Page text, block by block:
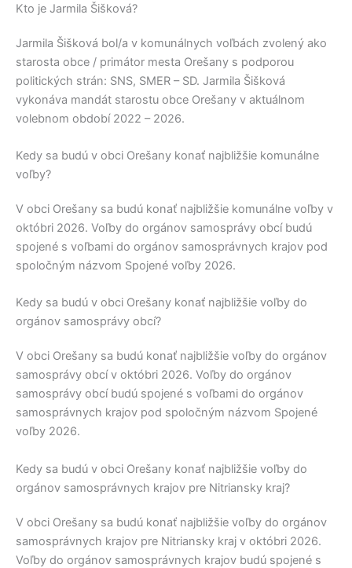
Kto je Jarmila Šišková?
Jarmila Šišková bol/a v komunálnych voľbách zvolený ako
starosta obce / primátor mesta Orešany s podporou
politických strán: SNS, SMER – SD. Jarmila Šišková
vykonáva mandát starostu obce Orešany v aktuálnom
volebnom období 2022 – 2026.
Kedy sa budú v obci Orešany konať najbližšie komunálne
voľby?
V obci Orešany sa budú konať najbližšie komunálne voľby v
októbri 2026. Voľby do orgánov samosprávy obcí budú
spojené s voľbami do orgánov samosprávnych krajov pod
spoločným názvom Spojené voľby 2026.
Kedy sa budú v obci Orešany konať najbližšie voľby do
orgánov samosprávy obcí?
V obci Orešany sa budú konať najbližšie voľby do orgánov
samosprávy obcí v októbri 2026. Voľby do orgánov
samosprávy obcí budú spojené s voľbami do orgánov
samosprávnych krajov pod spoločným názvom Spojené
voľby 2026.
Kedy sa budú v obci Orešany konať najbližšie voľby do
orgánov samosprávnych krajov pre Nitriansky kraj?
V obci Orešany sa budú konať najbližšie voľby do orgánov
samosprávnych krajov pre Nitriansky kraj v októbri 2026.
Voľby do orgánov samosprávnych krajov budú spojené s